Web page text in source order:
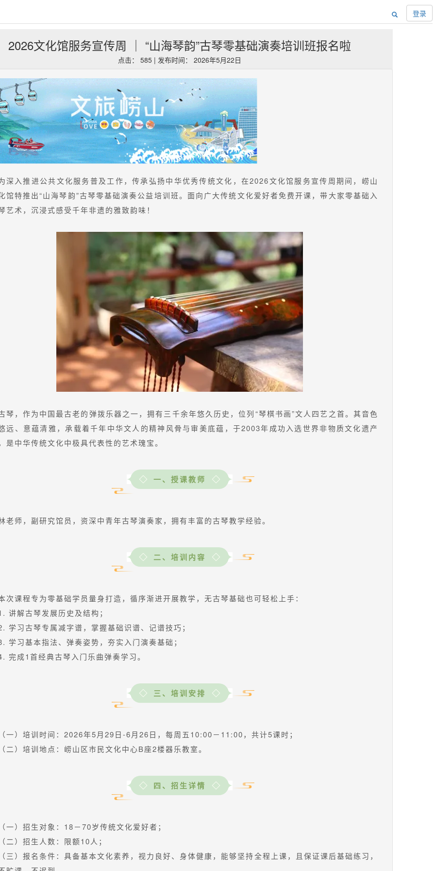
登录
2026文化馆服务宣传周 ｜ “山海琴韵”古琴零基础演奏培训班报名啦
点击： 585 | 发布时间： 2026年5月22日
深入推进公共文化服务普及工作，传承弘扬中华优秀传统文化，在2026文化馆服务宣传周期间，崂山
馆特推出“山海琴韵”古琴零基础演奏公益培训班。面向广大传统文化爱好者免费开课，带大家零基础入
艺术，沉浸式感受千年非遗的雅致韵味！
琴，作为中国最古老的弹拨乐器之一，拥有三千余年悠久历史，位列“琴棋书画”文人四艺之首。其音色
远、意蕴清雅，承载着千年中华文人的精神风骨与审美底蕴，于2003年成功入选世界非物质文化遗产
是中华传统文化中极具代表性的艺术瑰宝。
一、授课教师
老师，副研究馆员，资深中青年古琴演奏家，拥有丰富的古琴教学经验。
二、培训内容
次课程专为零基础学员量身打造，循序渐进开展教学，无古琴基础也可轻松上手：
讲解古琴发展历史及结构；
学习古琴专属减字谱，掌握基础识谱、记谱技巧；
学习基本指法、弹奏姿势，夯实入门演奏基础；
完成1首经典古琴入门乐曲弹奏学习。
三、培训安排
一）培训时间：2026年5月29日-6月26日，每周五10:00－11:00，共计5课时；
二）培训地点：崂山区市民文化中心B座2楼器乐教室。
四、招生详情
一）招生对象：18－70岁传统文化爱好者；
二）招生人数：限额10人；
三）报名条件：具备基本文化素养，视力良好、身体健康，能够坚持全程上课，且保证课后基础练习，